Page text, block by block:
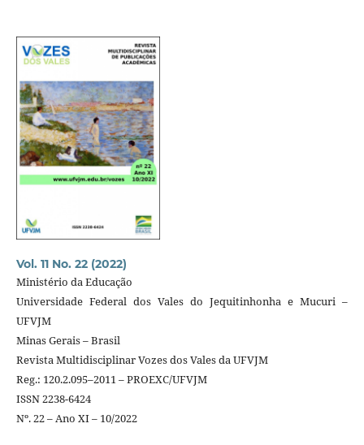
Vol. 11 No. 22 (2022)
Ministério da Educação
Universidade Federal dos Vales do Jequitinhonha e Mucuri –
UFVJM
Minas Gerais – Brasil
Revista Multidisciplinar Vozes dos Vales da UFVJM
Reg.: 120.2.095–2011 – PROEXC/UFVJM
ISSN 2238-6424
Nº. 22 – Ano XI – 10/2022